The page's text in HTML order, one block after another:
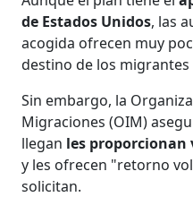
de Estados Unidos, las
acogida ofrecen muy
destino de los
Sin embargo, la
Migraciones (OIM)
llegan les proporcionan
y les ofrecen "retorno
solicitan.